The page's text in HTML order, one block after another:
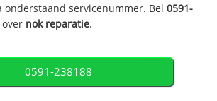
onderstaand servicenummer. Bel0591-
nok reparatie.
0591-238188